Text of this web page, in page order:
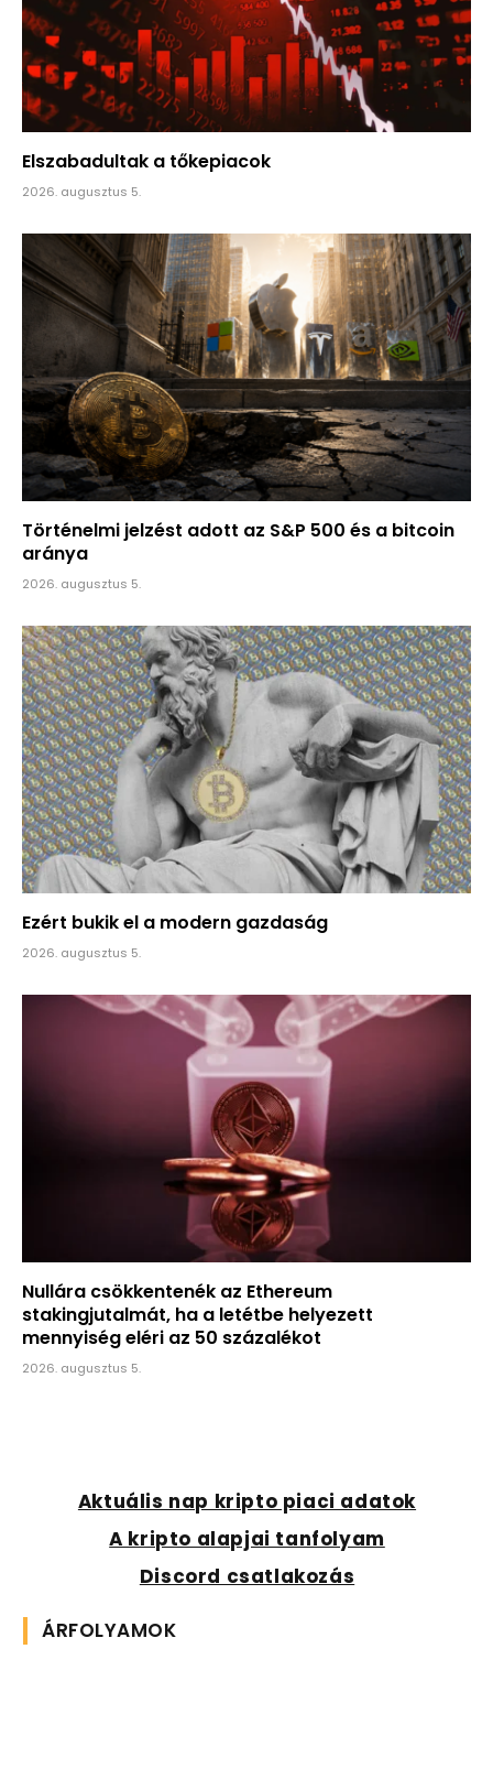
Elszabadultak a tőkepiacok
2026. augusztus 5.
Történelmi jelzést adott az S&P 500 és a bitcoin
aránya
2026. augusztus 5.
Ezért bukik el a modern gazdaság
2026. augusztus 5.
Nullára csökkentenék az Ethereum
stakingjutalmát, ha a letétbe helyezett
mennyiség eléri az 50 százalékot
2026. augusztus 5.
Aktuális nap kripto piaci adatok
A kripto alapjai tanfolyam
Discord csatlakozás
ÁRFOLYAMOK